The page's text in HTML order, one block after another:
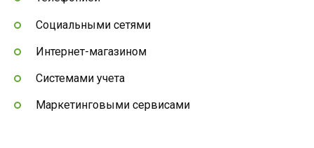
Социальными сетями
Интернет-магазином
Системами учета
Маркетинговыми сервисами